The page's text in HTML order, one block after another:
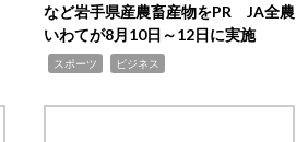
など岩手県産農畜産物をPR JA全農
いわてが8月10日～12日に実施
スポーツ ビジネス